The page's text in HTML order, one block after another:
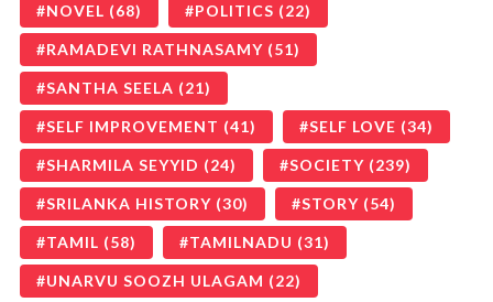
NOVEL (68) POLITICS (22)
RAMADEVI RATHNASAMY (51)
SANTHA SEELA (21)
SELF IMPROVEMENT (41) SELF LOVE (34)
SHARMILA SEYYID (24) SOCIETY (239)
SRILANKA HISTORY (30) STORY (54)
TAMIL (58) TAMILNADU (31)
UNARVU SOOZH ULAGAM (22)